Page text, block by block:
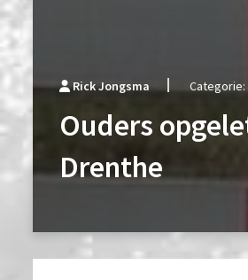
Rick Jongsma
Ouders
Drenthe